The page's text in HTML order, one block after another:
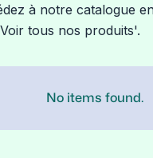
à notre catalogue
tous nos produits'.
No items found.